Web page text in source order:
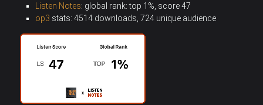
Listen Notes: global rank: top 1%, score 47
op3 stats: 4514 downloads, 724 unique audience